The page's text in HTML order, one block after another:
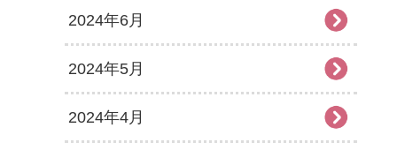
2024年6月
2024年5月
2024年4月